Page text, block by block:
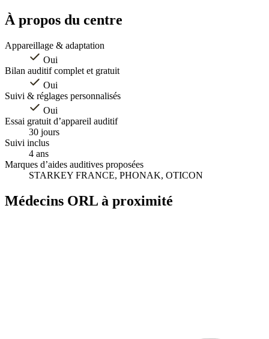
À propos du centre
Appareillage & adaptation
Oui
Bilan auditif complet et gratuit
Oui
Suivi & réglages personnalisés
Oui
Essai gratuit d’appareil auditif
30 jours
Suivi inclus
4 ans
Marques d’aides auditives proposées
STARKEY FRANCE, PHONAK, OTICON
Médecins ORL à proximité